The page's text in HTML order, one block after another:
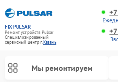
FIX-PULSAR
Ремонт устройств Pulsar
Специализированный
cервисный центр г.Казань
Мы ремонтируем